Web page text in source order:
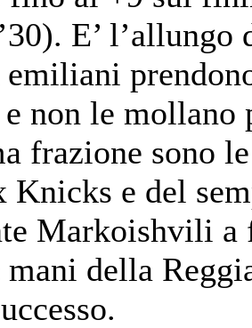
E’ l’allungo
non le mollano
frazione sono
Knicks e del
Markoishvili a
della